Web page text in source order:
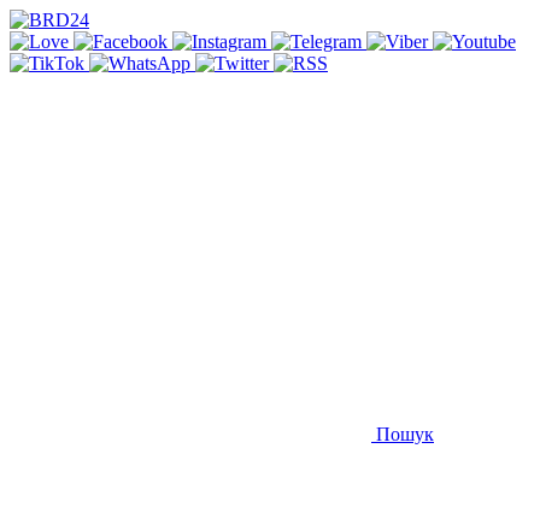
Пошук